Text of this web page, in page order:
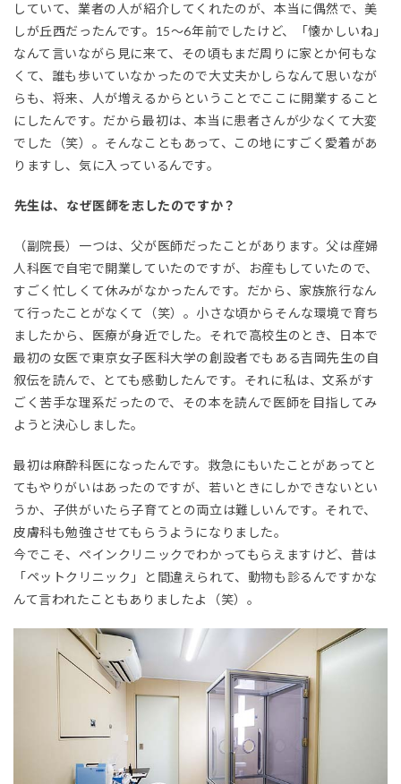
していて、業者の人が紹介してくれたのが、本当に偶然で、美
しが丘西だったんです。15〜6年前でしたけど、「懐かしいね」
なんて言いながら見に来て、その頃もまだ周りに家とか何もな
くて、誰も歩いていなかったので大丈夫かしらなんて思いなが
らも、将来、人が増えるからということでここに開業すること
にしたんです。だから最初は、本当に患者さんが少なくて大変
でした（笑）。そんなこともあって、この地にすごく愛着があ
りますし、気に入っているんです。
――先生は、なぜ医師を志したのですか？
（副院長）一つは、父が医師だったことがあります。父は産婦
人科医で自宅で開業していたのですが、お産もしていたので、
すごく忙しくて休みがなかったんです。だから、家族旅行なん
て行ったことがなくて（笑）。小さな頃からそんな環境で育ち
ましたから、医療が身近でした。それで高校生のとき、日本で
最初の女医で東京女子医科大学の創設者でもある吉岡先生の自
叙伝を読んで、とても感動したんです。それに私は、文系がす
ごく苦手な理系だったので、その本を読んで医師を目指してみ
ようと決心しました。
最初は麻酔科医になったんです。救急にもいたことがあってと
てもやりがいはあったのですが、若いときにしかできないとい
うか、子供がいたら子育てとの両立は難しいんです。それで、
皮膚科も勉強させてもらうようになりました。
今でこそ、ペインクリニックでわかってもらえますけど、昔は
「ペットクリニック」と間違えられて、動物も診るんですかな
んて言われたこともありましたよ（笑）。